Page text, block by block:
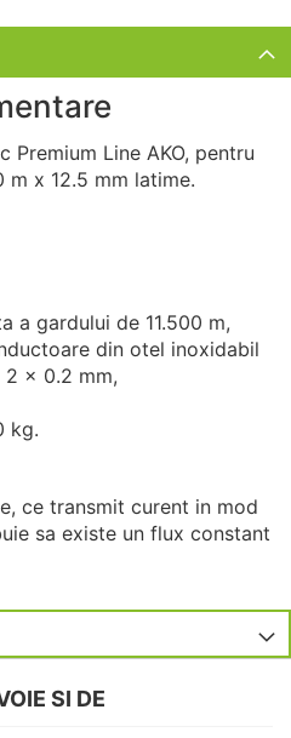
Premium Line AKO, pentru
m x 12.5 mm latime.
a gardului de 11.500 m,
din otel inoxidabil
x 0.2 mm,
kg.
ce transmit curent in mod
sa existe un flux constant
SI DE